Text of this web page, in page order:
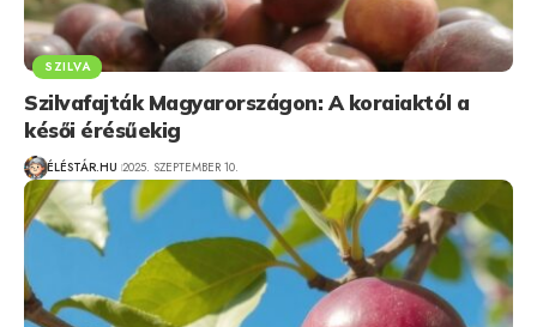
SZILVA
Szilvafajták Magyarországon: A koraiaktól a
késői érésűekig
ÉLÉSTÁR.HU 2025. SZEPTEMBER 10.